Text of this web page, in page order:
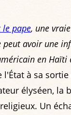
le pape, une
peut avoir une
en Haïti
l'État à sa
élyséen, la
Un